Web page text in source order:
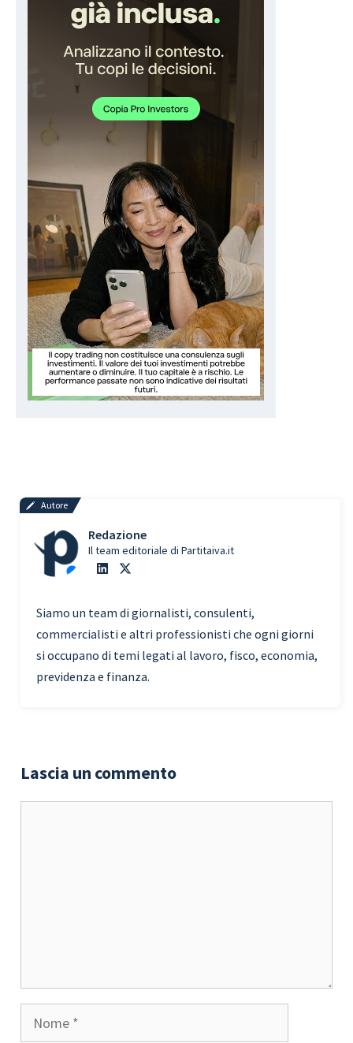
Autore
Redazione
Il team editoriale di Partitaiva.it
Siamo un team di giornalisti, consulenti,
commercialisti e altri professionisti che ogni giorni
si occupano di temi legati al lavoro, fisco, economia,
previdenza e finanza.
Lascia un commento
Nome